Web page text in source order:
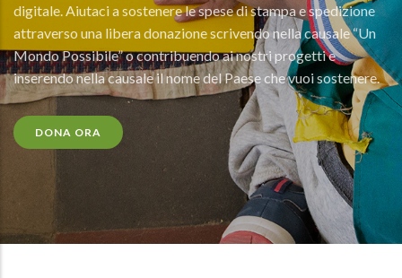
digitale. Aiutaci a sostenere le spese di stampa e spedizione
attraverso una libera donazione scrivendo nella causale “Un
Mondo Possibile” o contribuendo ai nostri progetti e
inserendo nella causale il nome del Paese che vuoi sostenere.
DONA ORA